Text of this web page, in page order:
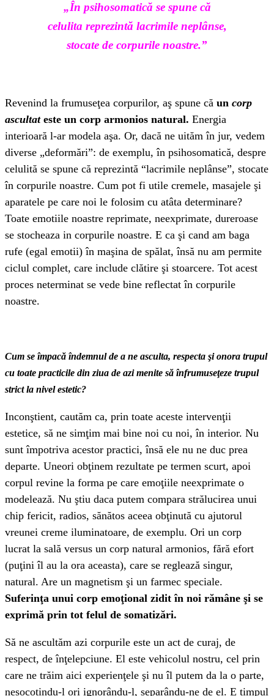
„În psihosomatică se spune că
celulita reprezintă lacrimile neplânse,
stocate de corpurile noastre.”
Revenind la frumuseţea corpurilor, aş spune că un corp
ascultateste un corp armonios natural. Energia
interioară l-ar modela aşa. Or, dacă ne uităm în jur, vedem
diverse „deformări”: de exemplu, în psihosomatică, despre
celulită se spune că reprezintă “lacrimile neplânse”, stocate
în corpurile noastre. Cum pot fi utile cremele, masajele şi
aparatele pe care noi le folosim cu atâta determinare?
Toate emotiile noastre reprimate, neexprimate, dureroase
se stocheaza in corpurile noastre. E ca şi cand am baga
rufe (egal emotii) în maşina de spălat, însă nu am permite
ciclul complet, care include clătire şi stoarcere. Tot acest
proces neterminat se vede bine reflectat în corpurile
noastre.
Cum se împacă îndemnul de a ne asculta, respecta şi onora trupul
cu toate practicile din ziua de azi menite să înfrumuseţeze trupul
strict la nivel estetic?
Inconştient, cautăm ca, prin toate aceste intervenţii
estetice, să ne simţim mai bine noi cu noi, în interior. Nu
sunt împotriva acestor practici, însă ele nu ne duc prea
departe. Uneori obţinem rezultate pe termen scurt, apoi
corpul revine la forma pe care emoţiile neexprimate o
modelează. Nu ştiu daca putem compara strălucirea unui
chip fericit, radios, sănătos aceea obţinută cu ajutorul
vreunei creme iluminatoare, de exemplu. Ori un corp
lucrat la sală versus un corp natural armonios, fără efort
(puţini îl au la ora aceasta), care se reglează singur,
natural. Are un magnetism şi un farmec speciale.
Suferinţa unui corp emoţional zidit în noi rămâne şi se
exprimă prin tot felul de somatizări.
Să ne ascultăm azi corpurile este un act de curaj, de
respect, de înţelepciune. El este vehicolul nostru, cel prin
care ne trăim aici experienţele şi nu îl putem da la o parte,
nesocotindu-l ori ignorându-l, separându-ne de el. E timpul